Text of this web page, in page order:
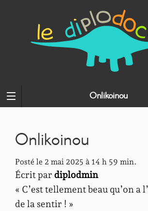
Onlikoinou
Onlikoinou
Posté le 2 mai 2025 à 14 h 59 min.
Écrit par diplodmin
« C’est tellement beau qu’on a
de la sentir ! »